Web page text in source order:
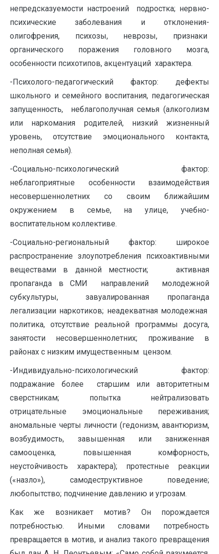
непредсказуемости настроений подростка; нервно-
психические заболевания и отклонения-
олигофрения, психозы, неврозы, признаки
органического поражения головного мозга,
особенности психотипов, акцентуаций характера.
-Психолого-педагогический фактор: дефекты
школьного и семейного воспитания, педагогическая
запущенность, неблагополучная семья (алкоголизм
или наркомания родителей, низкий жизненный
уровень, отсутствие эмоционального контакта,
неполная семья).
-Социально-психологический фактор:
неблагоприятные особенности взаимодействия
несовершеннолетних со своим ближайшим
окружением в семье, на улице, учебно-
воспитательном коллективе.
-Социально-региональный фактор: широкое
распространение злоупотребления психоактивными
веществами в данной местности; активная
пропаганда в СМИ направлений молодежной
субкультуры, завуалированная пропаганда
легализации наркотиков; неадекватная молодежная
политика, отсутствие реальной программы досуга,
занятости несовершеннолетних; проживание в
районах с низким имущественным цензом.
-Индивидуально-психологический фактор:
подражание более старшим или авторитетным
сверстникам; попытка нейтрализовать
отрицательные эмоциональные переживания;
аномальные черты личности (гедонизм, авантюризм,
возбудимость, завышенная или заниженная
самооценка, повышенная комфорность,
неустойчивость характера); протестные реакции
(«назло»), самодеструктивное поведение;
любопытство; подчинение давлению и угрозам.
Как же возникает мотив? Он порождается
потребностью. Иными словами потребность
превращается в мотив, и анализ такого превращения